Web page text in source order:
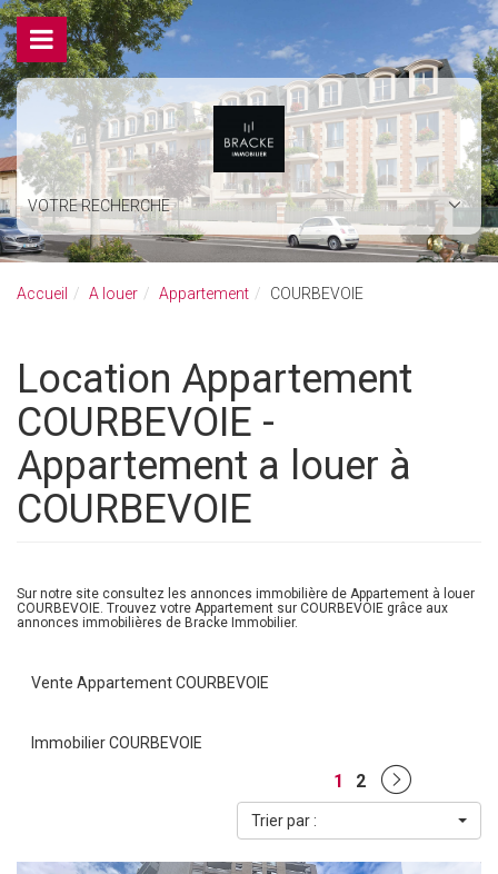
VOTRE RECHERCHE
Accueil A louer Appartement COURBEVOIE
Location Appartement
COURBEVOIE -
Appartement a louer à
COURBEVOIE
Sur notre site consultez les annonces immobilière de Appartement à louer
COURBEVOIE. Trouvez votre Appartement sur COURBEVOIE grâce aux
annonces immobilières de Bracke Immobilier.
Vente Appartement COURBEVOIE
Immobilier COURBEVOIE
1 2
Trier par :